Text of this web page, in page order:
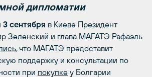
дипломатии
3 сентября в Киеве Президент
Зеленский и глава МАГАТЭ Рафаэль
, что МАГАТЭ предоставит
поддержку и консультации по
при покупке у Болгарии